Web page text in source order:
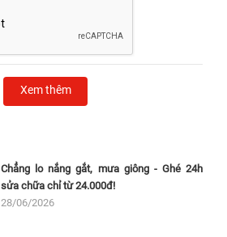
Xem thêm
Chẳng lo nắng gắt, mưa giông - Ghé 24h
sửa chữa chỉ từ 24.000đ!
28/06/2026